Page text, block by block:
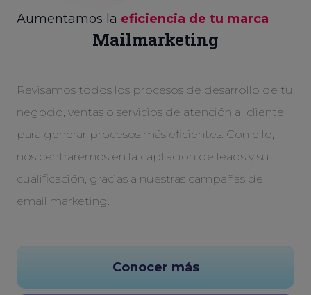
Aumentamos la eficiencia de tu marca
Mailmarketing
Revisamos todos los procesos de desarrollo de tu
negocio, ventas o servicios de atención al cliente
para generar procesos más eficientes. Con ello,
nos centraremos en la captación de leads y su
cualificación, gracias a nuestras campañas de
email marketing.
Conocer más